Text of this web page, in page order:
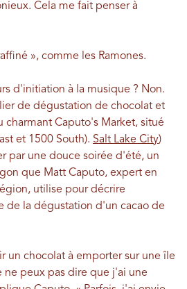
Cela me fait penser à
», comme les Ramones.
d'initiation à la musique ? Non.
de dégustation de chocolat et
Caputo's Market, situé
et 1500 South). Salt Lake City)
par une douce soirée d'été, un
que Matt Caputo, expert en
utilise pour décrire
de la dégustation d'un cacao de
un chocolat à emporter sur une île
ne peux pas dire que j'ai une